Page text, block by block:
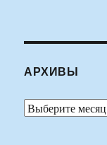
АРХИВЫ
Архивы